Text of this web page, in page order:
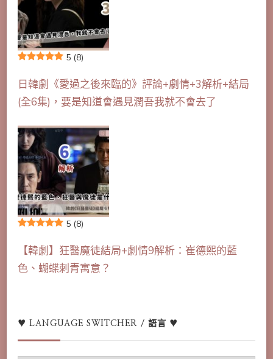
5 (8)
日韓劇《愛過之後來臨的》評論+劇情+3解析+結局
(全6集)，要是知道會遇見潤吾我就不會去了
5 (8)
【韓劇】狂醫魔徒結局+劇情9解析：崔德熙的藍
色、蝴蝶刺青寓意？
♥ LANGUAGE SWITCHER / 語言 ♥